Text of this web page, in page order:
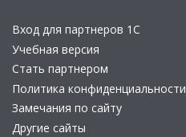
Вход для партнеров 1С
Учебная версия
Стать партнером
Политика конфиденциальности
Замечания по сайту
Другие сайты